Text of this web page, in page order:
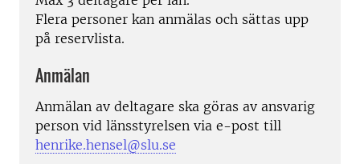
Flera personer kan anmälas och sättas upp
på reservlista.
Anmälan
Anmälan av deltagare ska göras av ansvarig
person vid länsstyrelsen via e-post till
henrike.hensel@slu.se